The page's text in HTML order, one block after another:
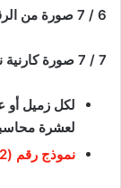
6 / 7 صورة من الرقم القومي.
7 / 7 صورة كارنية نقابة التجاريين.
لكل زميل أو
لعشرة
نموذج رقم (2) للجهاز المركزي للمحاسبات